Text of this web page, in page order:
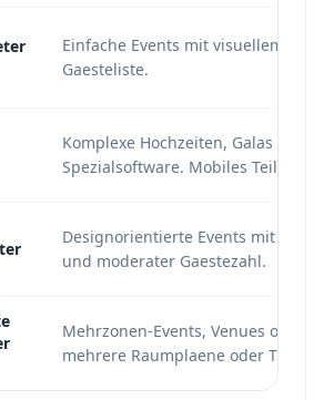
Einfache Events mit visuellem
Gaesteliste.
Komplexe Hochzeiten, Galas und
Spezialsoftware. Mobiles Teilen
Designorientierte Events mit
und moderater Gaestezahl.
Mehrzonen-Events, Venues oder
mehrere Raumplaene oder